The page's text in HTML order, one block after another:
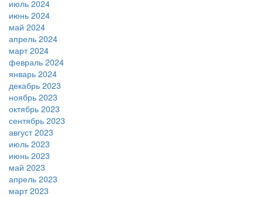
июль 2024
июнь 2024
май 2024
апрель 2024
март 2024
февраль 2024
январь 2024
декабрь 2023
ноябрь 2023
октябрь 2023
сентябрь 2023
август 2023
июль 2023
июнь 2023
май 2023
апрель 2023
март 2023